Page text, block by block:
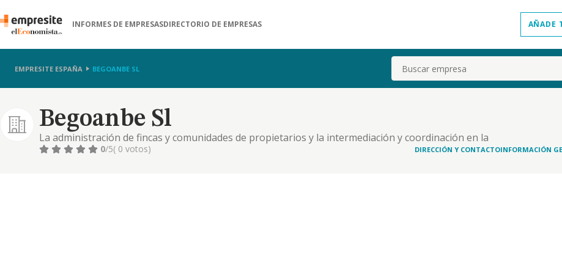
INFORMES DE EMPRESASDIRECTORIO DE EMPRESAS AÑADE
EMPRESITE ESPAÑA BEGOANBE SL Buscar
Begoanbe Sl
La administración de fincas y comunidades de propietarios y la intermediación y coordinación en la
prestación de servicios de asesoría jurídica y asistencia judicial o cualesquiera otros, empresariales, o
0/5( 0 votos) DIRECCIÓN Y CONTACTOINFORMACIÓN